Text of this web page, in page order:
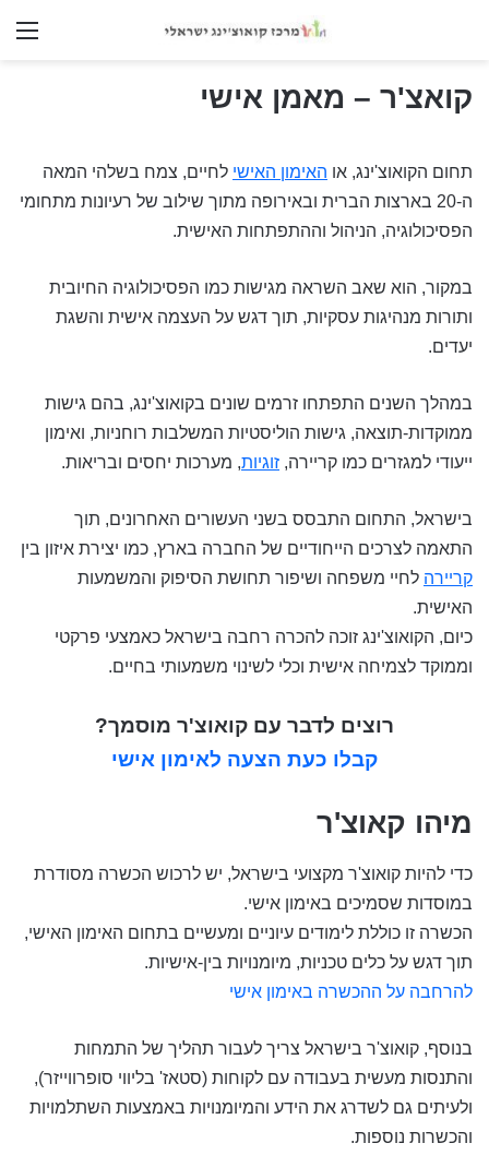
קואצ'ר – מאמן אישי
תחום הקואוצ'ינג, או האימון האישי לחיים, צמח בשלהי המאה
ה-20 בארצות הברית ובאירופה מתוך שילוב של רעיונות מתחומי
הפסיכולוגיה, הניהול וההתפתחות האישית.
במקור, הוא שאב השראה מגישות כמו הפסיכולוגיה החיובית
ותורות מנהיגות עסקיות, תוך דגש על העצמה אישית והשגת
יעדים.
במהלך השנים התפתחו זרמים שונים בקואוצ'ינג, בהם גישות
ממוקדות-תוצאה, גישות הוליסטיות המשלבות רוחניות, ואימון
ייעודי למגזרים כמו קריירה, זוגיות, מערכות יחסים ובריאות.
בישראל, התחום התבסס בשני העשורים האחרונים, תוך
התאמה לצרכים הייחודיים של החברה בארץ, כמו יצירת איזון בין
קריירה לחיי משפחה ושיפור תחושת הסיפוק והמשמעות
האישית.
כיום, הקואוצ'ינג זוכה להכרה רחבה בישראל כאמצעי פרקטי
וממוקד לצמיחה אישית וכלי לשינוי משמעותי בחיים.
רוצים לדבר עם קואוצ'ר מוסמך?
קבלו כעת הצעה לאימון אישי
מיהו קאוצ'ר
כדי להיות קואוצ'ר מקצועי בישראל, יש לרכוש הכשרה מסודרת
במוסדות שסמיכים באימון אישי.
הכשרה זו כוללת לימודים עיוניים ומעשיים בתחום האימון האישי,
תוך דגש על כלים טכניות, מיומנויות בין-אישיות.
להרחבה על ההכשרה באימון אישי
בנוסף, קואוצ'ר בישראל צריך לעבור תהליך של התמחות
והתנסות מעשית בעבודה עם לקוחות (סטאז' בליווי סופרווייזר),
ולעיתים גם לשדרג את הידע והמיומנויות באמצעות השתלמויות
והכשרות נוספות.